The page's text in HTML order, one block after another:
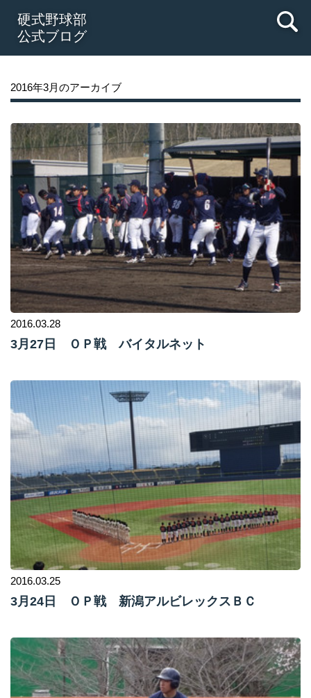
硬式野球部
公式ブログ
2016年3月のアーカイブ
2016.03.28
3月27日 ＯＰ戦 バイタルネット
2016.03.25
3月24日 ＯＰ戦 新潟アルビレックスＢＣ